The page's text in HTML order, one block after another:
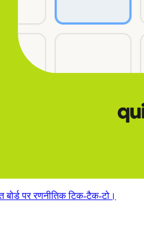
पर रणनीतिक टिक-टैक-टो।